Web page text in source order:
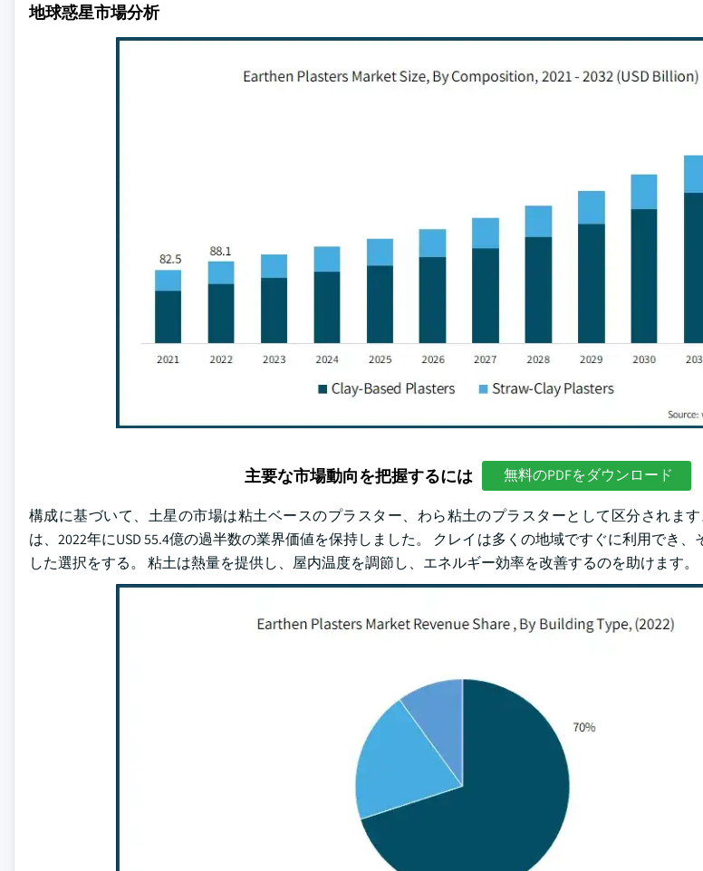
地球惑星市場分析
主要な市場動向を把握するには 無料のPDFをダウンロード
構成に基づいて、土星の市場は粘土ベースのプラスター、わら粘土のプラスターとして区分されま
は、2022年にUSD 55.4億の過半数の業界価値を保持しました。 クレイは多くの地域ですぐに利用でき
した選択をする。 粘土は熱量を提供し、屋内温度を調節し、エネルギー効率を改善するのを助けます。